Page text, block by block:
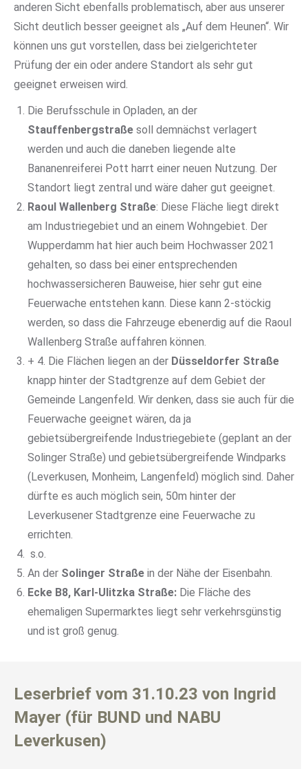
anderen Sicht ebenfalls problematisch, aber aus unserer
Sicht deutlich besser geeignet als „Auf dem Heunen“. Wir
können uns gut vorstellen, dass bei zielgerichteter
Prüfung der ein oder andere Standort als sehr gut
geeignet erweisen wird.
Die Berufsschule in Opladen, an der
Stauffenbergstraße soll demnächst verlagert
werden und auch die daneben liegende alte
Bananenreiferei Pott harrt einer neuen Nutzung. Der
Standort liegt zentral und wäre daher gut geeignet.
Raoul Wallenberg Straße: Diese Fläche liegt direkt
am Industriegebiet und an einem Wohngebiet. Der
Wupperdamm hat hier auch beim Hochwasser 2021
gehalten, so dass bei einer entsprechenden
hochwassersicheren Bauweise, hier sehr gut eine
Feuerwache entstehen kann. Diese kann 2-stöckig
werden, so dass die Fahrzeuge ebenerdig auf die Raoul
Wallenberg Straße auffahren können.
+ 4. Die Flächen liegen an der Düsseldorfer Straße
knapp hinter der Stadtgrenze auf dem Gebiet der
Gemeinde Langenfeld. Wir denken, dass sie auch für die
Feuerwache geeignet wären, da ja
gebietsübergreifende Industriegebiete (geplant an der
Solinger Straße) und gebietsübergreifende Windparks
(Leverkusen, Monheim, Langenfeld) möglich sind. Daher
dürfte es auch möglich sein, 50m hinter der
Leverkusener Stadtgrenze eine Feuerwache zu
errichten.
s.o.
An der Solinger Straße in der Nähe der Eisenbahn.
Ecke B8, Karl-Ulitzka Straße: Die Fläche des
ehemaligen Supermarktes liegt sehr verkehrsgünstig
und ist groß genug.
Leserbrief vom 31.10.23 von Ingrid
Mayer (für BUND und NABU
Leverkusen)